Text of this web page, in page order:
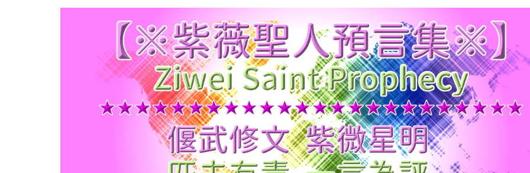
君寰
宇傳
奇官
網
亞-
個
個
都
是
救
世
主